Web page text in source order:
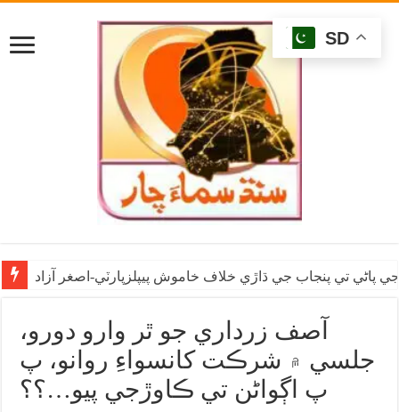
پاڻي تي پنجاب جي ڌاڙي خلاف خاموش پيپلزپارٽي-اصغر آزاد
آصف زرداري جو ٿر وارو دورو،
جلسي ۾ شرڪت کانسواءِ روانو، پ
پ اڳواڻن تي ڪاوڙجي پيو…؟؟
SD